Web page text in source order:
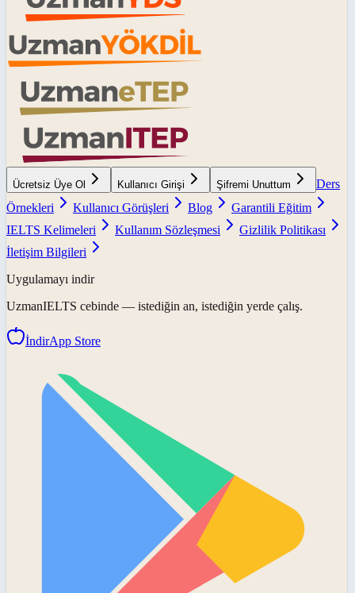
Ücretsiz Üye Ol Kullanıcı Girişi Şifremi Unuttum
Ders
Örnekleri
Kullanıcı Görüşleri Blog
Garantili Eğitim
IELTS Kelimeleri
Kullanım Sözleşmesi
Gizlilik Politikası
İletişim Bilgileri
Uygulamayı indir
UzmanIELTS cebinde — istediğin an, istediğin yerde çalış.
İndirApp Store